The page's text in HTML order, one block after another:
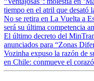
tiempo en el atril que desató
No se retira en La Vuelta a
será su última competencia
El último decreto del
anunciados para “Zonas
Vozinha expuso la razón de
en Chile: conmueve el